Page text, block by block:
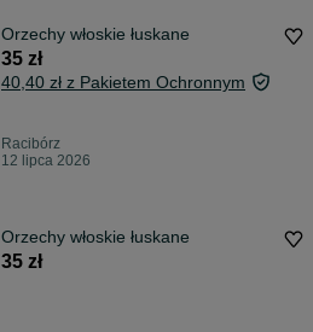
Orzechy włoskie łuskane
35 zł
40,40 zł z Pakietem Ochronnym
Racibórz
12 lipca 2026
Orzechy włoskie łuskane
35 zł